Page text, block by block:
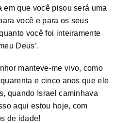
em que você pisou será uma
você e para os seus
você foi inteiramente
Deus’.
manteve-me vivo, como
e cinco anos que ele
quando Israel caminhava
aqui estou hoje, com
de idade!